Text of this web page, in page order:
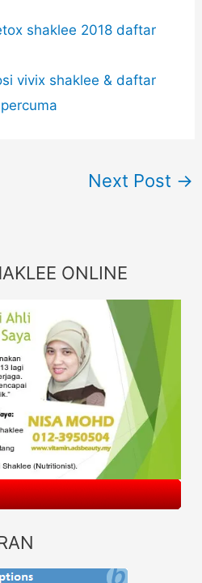
shaklee 2018 daftar
vivix shaklee & daftar
Next Post →
ONLINE